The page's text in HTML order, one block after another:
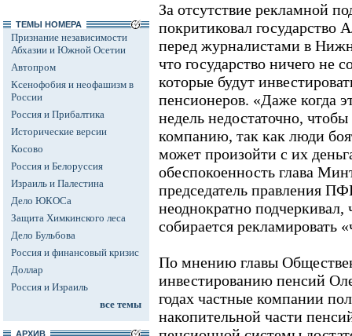
ТЕМЫ НОМЕРА
Признание независимости
Абхазии и Южной Осетии
Автопром
Ксенофобия и неофашизм в
России
Россия и Прибалтика
Исторические версии
Косово
Россия и Белоруссия
Израиль и Палестина
Дело ЮКОСа
Защита Химкинского леса
Дело Бульбова
Россия и финансовый кризис
Доллар
Россия и Израиль
все темы
АРХИВ
За отсутствие рекламной
покритиковал государство
перед журналистами в
что государство ничего не
которые будут
пенсионеров. «Даже когда
недель недостаточно,
компанию, так как люди
может произойти с их
обеспокоенность глава
председатель правления
неоднократно
собирается рекламировать
По мнению главы
инвестированию пенсий
годах частные компании
накопительной части